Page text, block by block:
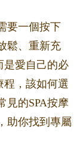
要一個按下
鬆、重新充
是愛自己的必
程，該如何選
見的SPA按摩
助你找到專屬